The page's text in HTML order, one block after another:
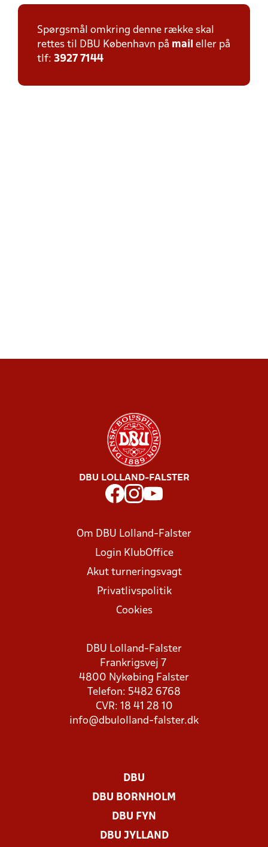
Spørgsmål omkring denne række skal
rettes til DBU København på mail eller på
tlf: 3927 7144
DBU LOLLAND-FALSTER
Om DBU Lolland-Falster
Login KlubOffice
Akut turneringsvagt
Privatlivspolitik
Cookies
DBU Lolland-Falster
Frankrigsvej 7
4800 Nykøbing Falster
Telefon: 5482 6768
CVR: 18 41 28 10
info@dbulolland-falster.dk
DBU
DBU BORNHOLM
DBU FYN
DBU JYLLAND